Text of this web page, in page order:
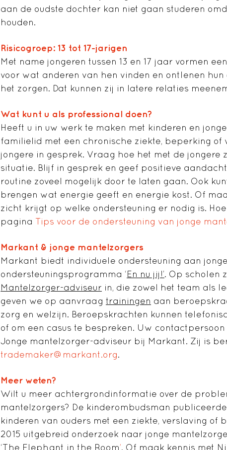
aan de oudste dochter kan niet gaan studeren
houden.
Risicogroep: 13 tot 17-jarigen
Met name jongeren tussen 13 en 17 jaar vormen
voor wat anderen van hen vinden en ontlenen
het zorgen. Dat kunnen zij in latere relaties
Wat kunt u als professional doen?
Heeft u in uw werk te maken met kinderen en
familielid met een chronische ziekte, beperking of
jongere in gesprek. Vraag hoe het met de
situatie. Blijf in gesprek en geef positieve
routine zoveel mogelijk door te laten gaan. Ook
brengen wat energie geeft en energie kost. Of
zicht krijgt op welke ondersteuning er nodig is.
pagina Tips voor de ondersteuning van jonge
Markant & jonge mantelzorgers
Markant biedt individuele ondersteuning aan
ondersteuningsprogramma ‘En nu jij!’. Op scholen
Mantelzorger-adviseur in, die zowel het team als
geven we op aanvraag trainingen aan
zorg en welzijn. Beroepskrachten kunnen
of om een casus te bespreken. Uw
Jonge mantelzorger-adviseur bij Markant. Zij is
trademaker@markant.org.
Meer weten?
Wilt u meer achtergrondinformatie over de
mantelzorgers? De kinderombudsman publiceerde
kinderen van ouders met een ziekte, verslaving of
2015 uitgebreid onderzoek naar jonge
‘The Elephant in the Room’. Of maak kennis met